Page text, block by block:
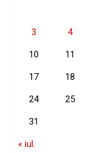
3 4
10 11
17 18
24 25
31
« iul.